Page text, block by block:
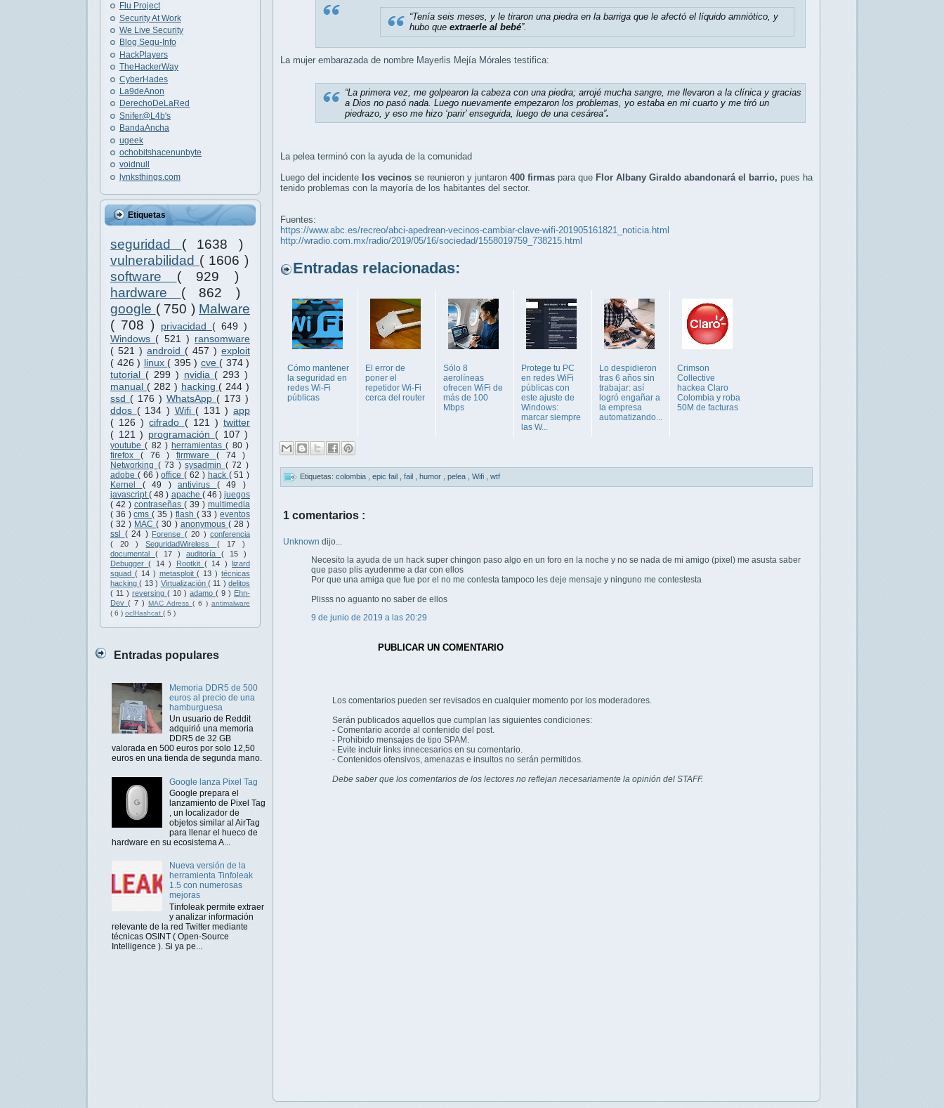
Flu Project
Security At Work
We Live Security
Blog Segu-Info
HackPlayers
TheHackerWay
CyberHades
La9deAnon
DerechoDeLaRed
Snifer@L4b's
BandaAncha
ugeek
ochobitshacenunbyte
voidnull
lynksthings.com
Etiquetas
seguridad ( 1638 )
vulnerabilidad ( 1606 )
software ( 929 )
hardware ( 862 )
google ( 750 ) Malware
( 708 )
privacidad ( 649 )
Windows ( 521 ) ransomware
( 521 ) android ( 457 ) exploit
( 426 ) linux ( 395 ) cve ( 374 )
tutorial ( 299 ) nvidia ( 293 )
manual ( 282 ) hacking ( 244 )
ssd ( 176 ) WhatsApp ( 173 )
ddos ( 134 ) Wifi ( 131 ) app
( 126 )cifrado ( 121 )twitter
( 121 ) programación ( 107 )
youtube( 82 ) herramientas( 80 )
firefox ( 76 ) firmware ( 74 )
Networking ( 73 ) sysadmin ( 72 )
adobe ( 66 )office( 62 ) hack ( 51 )
Kernel ( 49 ) antivirus ( 49 )
javascript( 48 ) apache ( 46 ) juegos
( 42 ) contraseñas ( 39 ) multimedia
( 36 )cms( 35 ) flash ( 33 )eventos
( 32 ) MAC( 30 ) anonymous ( 28 )
ssl ( 24 ) Forense ( 20 ) conferencia
( 20 )SeguridadWireless ( 17 )
documental ( 17 ) auditoría ( 15 )
Debugger( 14 ) Rootkit ( 14 ) lizard
squad ( 14 ) metasploit( 13 ) técnicas
hacking( 13 ) Virtualización ( 11 ) delitos
( 11 ) reversing ( 10 ) adamo ( 9 ) Ehn-
Dev ( 7 ) MAC Adress ( 6 ) antimalware
( 6 ) oclHashcat ( 5 )
Entradas populares
Memoria DDR5 de 500
euros al precio de una
hamburguesa
Un usuario de Reddit
adquirió una memoria
DDR5 de 32 GB
valorada en 500 euros por solo 12,50
euros en una tienda de segunda mano.
Google lanza Pixel Tag
Google prepara el
lanzamiento de Pixel Tag
, un localizador de
objetos similar al AirTag
para llenar el hueco de
hardware en su ecosistema A...
Nueva versión de la
herramienta Tinfoleak
1.5 con numerosas
mejoras
Tinfoleak permite extraer
y analizar información
relevante de la red Twitter mediante
técnicas OSINT ( Open-Source
Intelligence ). Si ya pe...
“Tenía seis meses, y le tiraron una piedra en la barriga que le afectó el líquido amniótico, y
hubo que extraerle al bebé”.
La mujer embarazada de nombre Mayerlis Mejía Mórales testifica:
“La primera vez, me golpearon la cabeza con una piedra; arrojé mucha sangre, me llevaron a la clínica y gracias
a Dios no pasó nada. Luego nuevamente empezaron los problemas, yo estaba en mi cuarto y me tiró un
piedrazo, y eso me hizo ‘parir’ enseguida, luego de una cesárea”.
La pelea terminó con la ayuda de la comunidad
Luego del incidente los vecinos se reunieron y juntaron 400 firmas para que Flor Albany Giraldo abandonará el barrio, pues ha
tenido problemas con la mayoría de los habitantes del sector.
Fuentes:
https://www.abc.es/recreo/abci-apedrean-vecinos-cambiar-clave-wifi-201905161821_noticia.html
http://wradio.com.mx/radio/2019/05/16/sociedad/1558019759_738215.html
Entradas relacionadas:
Cómo mantener
la seguridad en
redes Wi-Fi
públicas
El error de
poner el
repetidor Wi-Fi
cerca del router
Sólo 8
aerolíneas
ofrecen WiFi de
más de 100
Mbps
Protege tu PC
en redes WiFi
públicas con
este ajuste de
Windows:
marcar siempre
las W...
Lo despidieron
tras 6 años sin
trabajar: así
logró engañar a
la empresa
automatizando...
Crimson
Collective
hackea Claro
Colombia y roba
50M de facturas
Etiquetas: colombia epic fail fail humor pelea Wifi wtf
1 comentarios :
Unknown dijo...
Necesito la ayuda de un hack super chingon paso algo en un foro en la noche y no se nada de mi amigo (pixel) me asusta saber
que paso plis ayudenme a dar con ellos
Por que una amiga que fue por el no me contesta tampoco les deje mensaje y ninguno me contestesta
Plisss no aguanto no saber de ellos
9 de junio de 2019 a las 20:29
PUBLICAR UN COMENTARIO
Los comentarios pueden ser revisados en cualquier momento por los moderadores.
Serán publicados aquellos que cumplan las siguientes condiciones:
- Comentario acorde al contenido del post.
- Prohibido mensajes de tipo SPAM.
- Evite incluir links innecesarios en su comentario.
- Contenidos ofensivos, amenazas e insultos no serán permitidos.
Debe saber que los comentarios de los lectores no reflejan necesariamente la opinión del STAFF.